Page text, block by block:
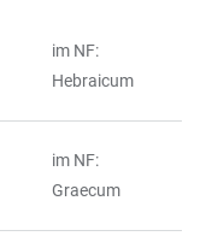
im NF:
Hebraicum
im NF:
Graecum